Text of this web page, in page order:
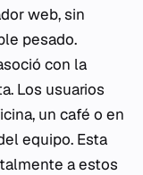
web, sin
pesado.
con la
Los usuarios
un café o en
equipo. Esta
a estos